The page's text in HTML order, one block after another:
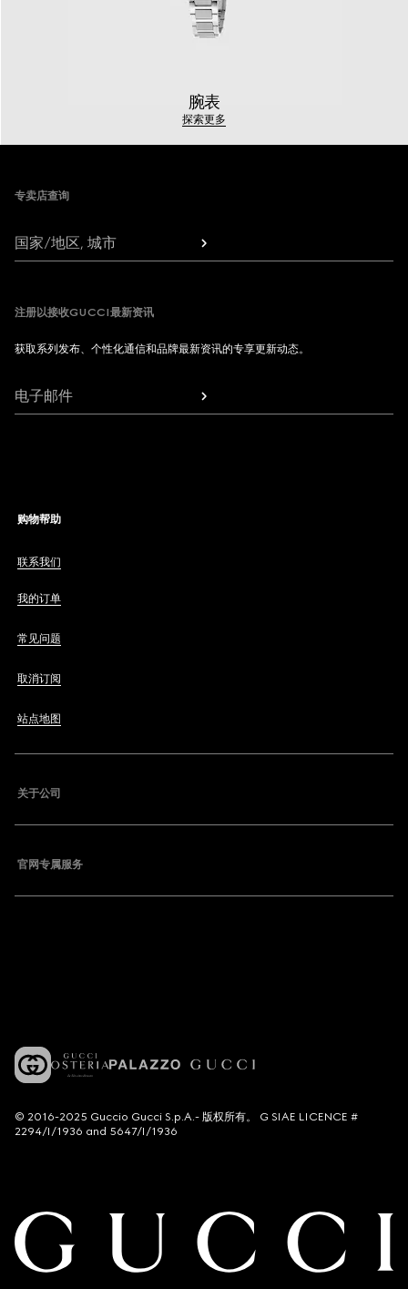
腕表
探索更多
Footer
专卖店查询
国家/地区, 城市
注册以接收GUCCI最新资讯
获取系列发布、个性化通信和品牌最新资讯的专享更新动态。
电子邮件
购物帮助
联系我们
我的订单
常见问题
取消订阅
站点地图
关于公司
官网专属服务
© 2016-2025 Guccio Gucci S.p.A.- 版权所有。 G SIAE LICENCE #
2294/I/1936 and 5647/I/1936